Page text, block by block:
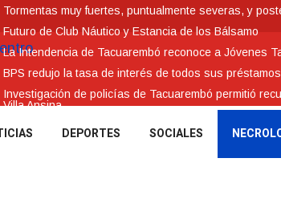
Tormentas muy fuertes, puntualmente severas, y
Futuro de Club Náutico y Estancia de los Bálsamo
La Intendencia de Tacuarembó reconoce a Jóvenes
BPS redujo la tasa de interés de todos sus
Investigación de policías de Tacuarembó permitió
Villa Ansina
DEPORTES SOCIALES